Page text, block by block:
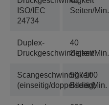
ISO/IEC
24734
Seiten/Min.
Duplex-
Druckgeschwindigkeit
40
Seiten/Min.
Scangeschwindigkeit
(einseitig/doppelseitig)
50 / 100
Bilder/Min.